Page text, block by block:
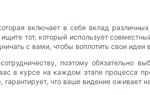
включает в себя вклад
тот, который использует
с вами, чтобы воплотить свои идеи
поэтому обязательно
в курсе на каждом этапе процесса
гарантирует, что ваше видение